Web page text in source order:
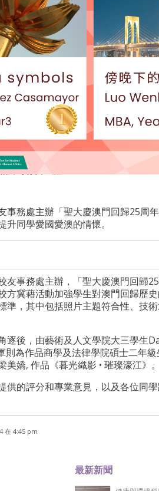
影比賽賽果出爐
事務處主辦「聖大慶澳門回歸25周
升同學愛國愛澳的情懷。
友事務處主辦，「聖大慶澳門回歸
方冀藉活動加強學生對澳門回歸歷
準，其中包括照片主題符合性、技
逐後，由藝術及人文學院大三學生
則為作品商學及法律學院碩士二年
嬌, 作品《暮光織影 • 璀璨濠江》。
供的評分和專業意見，以及各位同
在 4:45 pm
最新新聞